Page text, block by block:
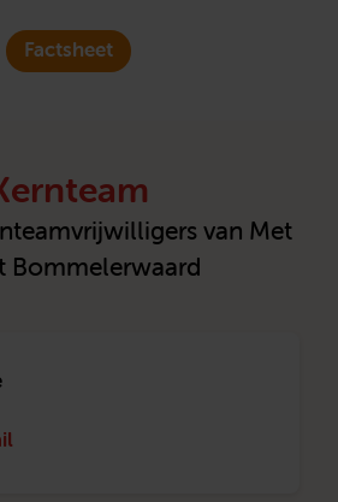
Factsheet
van Met
Bommelerwaard